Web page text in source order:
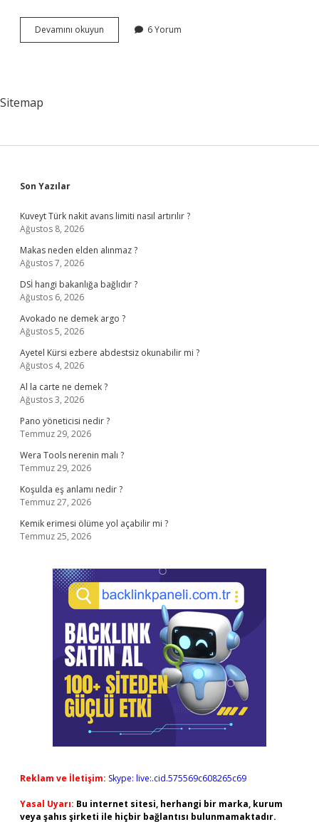
Devamını okuyun
Sleep
6 Yorum
Sitemap
Sidebar
Son Yazılar
Kuveyt Türk nakit avans limiti nasıl artırılır ?
Ağustos 8, 2026
Makas neden elden alınmaz ?
Ağustos 7, 2026
DSİ hangi bakanlığa bağlıdır ?
Ağustos 6, 2026
Avokado ne demek argo ?
Ağustos 5, 2026
Ayetel Kürsi ezbere abdestsiz okunabilir mi ?
Ağustos 4, 2026
Al la carte ne demek ?
Ağustos 3, 2026
Pano yöneticisi nedir ?
Temmuz 29, 2026
Wera Tools nerenin malı ?
Temmuz 29, 2026
Koşulda eş anlamı nedir ?
Temmuz 27, 2026
Kemik erimesi ölüme yol açabilir mi ?
Temmuz 25, 2026
Reklam ve İletişim: Skype: live:.cid.575569c608265c69
Yasal Uyarı: Bu internet sitesi, herhangi bir marka, kurum
veya şahıs şirketi ile hiçbir bağlantısı bulunmamaktadır.